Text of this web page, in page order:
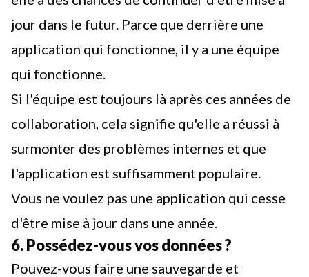
jour dans le futur. Parce que derrière une
application qui fonctionne, il y a une équipe
qui fonctionne.
Si l'équipe est toujours là après ces années de
collaboration, cela signifie qu'elle a réussi à
surmonter des problèmes internes et que
l'application est suffisamment populaire.
Vous ne voulez pas une application qui cesse
d'être mise à jour dans une année.
6. Possédez-vous vos données ?
Pouvez-vous faire une sauvegarde et